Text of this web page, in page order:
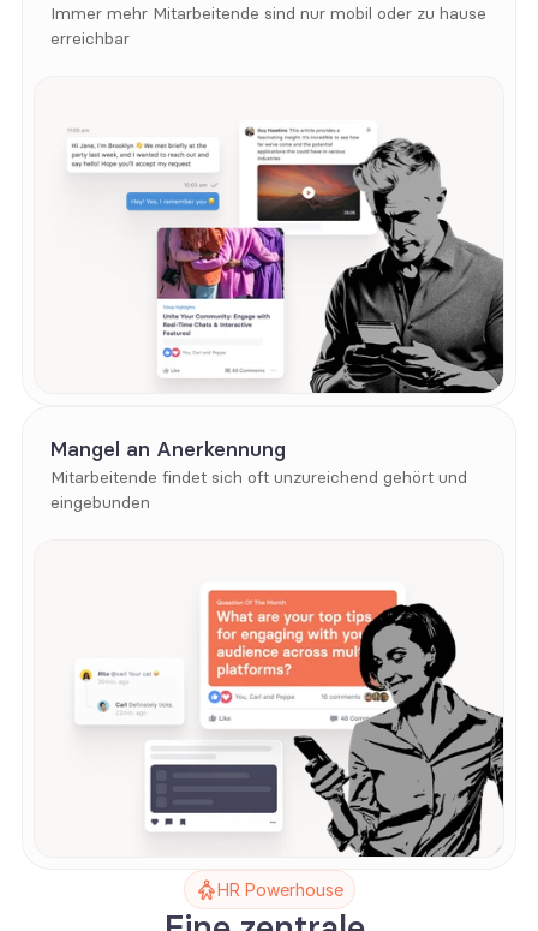
Immer mehr Mitarbeitende sind nur mobil oder zu hause
erreichbar
Mangel an Anerkennung
Mitarbeitende findet sich oft unzureichend gehört und
eingebunden
HR Powerhouse